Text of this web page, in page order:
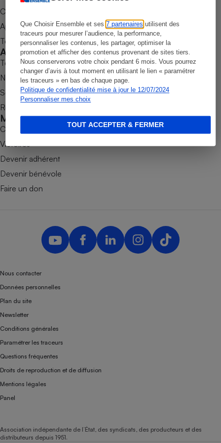
Que Choisir Ensemble et ses7 partenaires utilisent des
traceurs pour mesurer l’audience, la performance,
personnaliser les contenus, les partager, optimiser la
promotion et afficher des contenus provenant de sites tiers.
Nous conserverons votre choix pendant 6 mois. Vous pourrez
changer d’avis à tout moment en utilisant le lien « paramétrer
les traceurs » en bas de chaque page.
Politique de confidentialité mise à jour le 12/07/2024
Personnaliser mes choix
TOUT ACCEPTER & FERMER
Complément
alimentaire
Assurance emprunteur
Banque
Lave-linge
Plaque de cuisson à
induction
Téléviseur
Téléphone mobile -
Smartphone
Matelas
Mutuelle
Commander une parution
Appli Quel Produit
Tous nos tests de produits
Accompagner
Tous nos comparateurs
Nos services
Soumettre un litige
Rencontrer une association locale
Mobiliser
Combats
Victoires
Devenir adhérent
Devenir bénévole
Faire un don
Nous contacter
Données personnelles
Plan du site
Newsletter
Conditions générales
Paramétrer les traceurs
Questions fréquentes
Droits de reproduction et de diffusion
Mentions légales
Panel
Association indépendante de l’État, des syndicats, des producteurs et des
distributeurs depuis 1951.